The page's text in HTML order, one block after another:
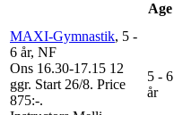
Age
MAXI-Gymnastik, 5 -
6 år, NF
Ons 16.30-17.15 12
ggr. Start 26/8. Price
875:-.
5 - 6
år